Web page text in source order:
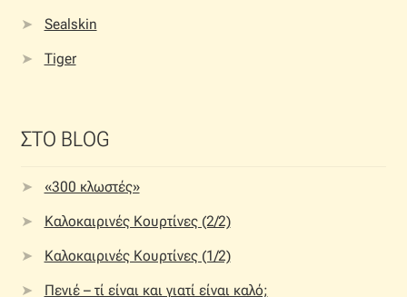
Sealskin
Tiger
ΣΤΟ BLOG
«300 κλωστές»
Καλοκαιρινές Κουρτίνες (2/2)
Καλοκαιρινές Κουρτίνες (1/2)
Πενιέ – τί είναι και γιατί είναι καλό;